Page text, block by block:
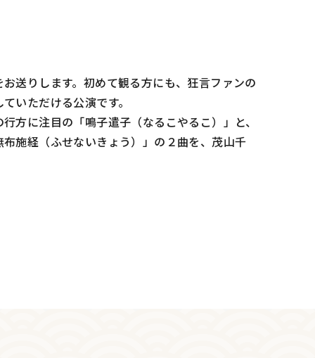
送りします。初めて観る方にも、狂言ファンの
いただける公演です。
方に注目の「鳴子遣子（なるこやるこ）」と、
施経（ふせないきょう）」の２曲を、茂山千